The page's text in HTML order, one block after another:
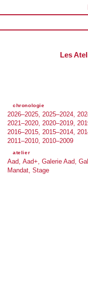
Les
chronologie
2026–2025 2025–2024
2021–2020 2020–2019
2016–2015 2015–2014
2011–2010 2010–2009
atelier
Aad Aad+ Galerie Aad
Mandat Stage